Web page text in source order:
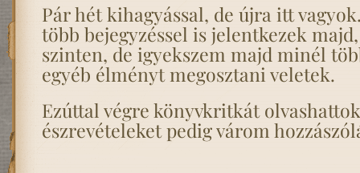
Pár hét kihagyással, de újra itt
több bejegyzéssel is jelentkezek
szinten, de igyekszem majd minél
egyéb élményt megosztani veletek.
Ezúttal végre könyvkritkát
észrevételeket pedig várom